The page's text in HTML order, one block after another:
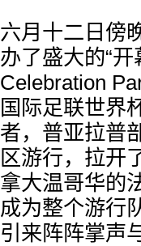
六月十二日傍
办了盛大的“
Celebration
国际足联世界
者，普亚拉普
区游行，拉开
拿大温哥华的
成为整个游行
引来阵阵掌声